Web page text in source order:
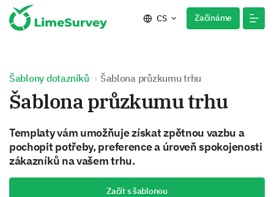
CS Začínáme
Šablony dotazníků Šablona průzkumu trhu
Šablona průzkumu trhu
Templaty vám umožňuje získat zpětnou vazbu a
pochopit potřeby, preference a úroveň spokojenosti
zákazníků na vašem trhu.
Začít s šablonou